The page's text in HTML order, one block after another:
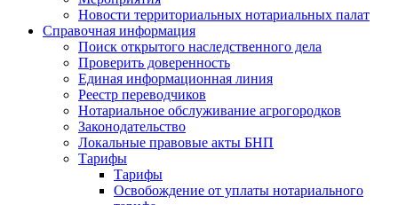
Новости территориальных нотариальных палат
Справочная информация
Поиск открытого наследственного дела
Проверить доверенность
Единая информационная линия
Реестр переводчиков
Нотариальное обслуживание агрогородков
Законодательство
Локальные правовые акты БНП
Тарифы
Тарифы
Освобождение от уплаты нотариального